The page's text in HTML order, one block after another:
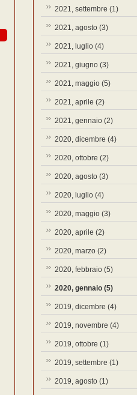
2021, settembre (1)
2021, agosto (3)
2021, luglio (4)
2021, giugno (3)
2021, maggio (5)
2021, aprile (2)
2021, gennaio (2)
2020, dicembre (4)
2020, ottobre (2)
2020, agosto (3)
2020, luglio (4)
2020, maggio (3)
2020, aprile (2)
2020, marzo (2)
2020, febbraio (5)
2020, gennaio (5)
2019, dicembre (4)
2019, novembre (4)
2019, ottobre (1)
2019, settembre (1)
2019, agosto (1)